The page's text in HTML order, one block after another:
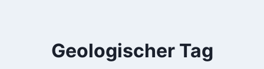
Geologischer Tag